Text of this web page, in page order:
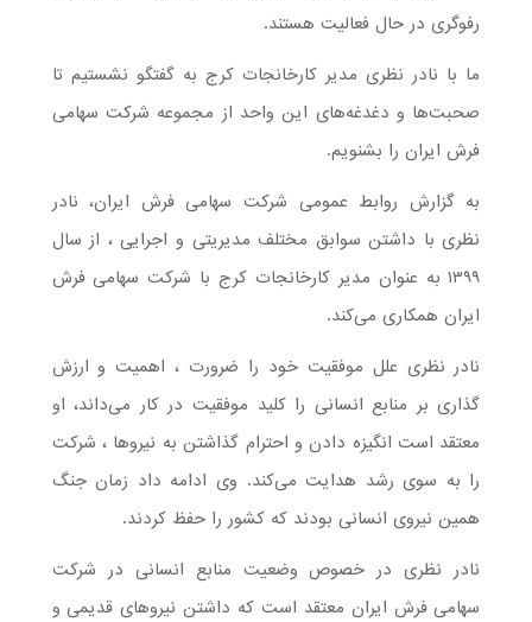
رفوگری در حال فعالیت هستند.
ما با نادر نظری مدیر کارخانجات کرج به گفت‎گو نشستیم تا
صحبت‌ها و دغدغه‌های این واحد از مجموعه شرکت سهامی
فرش ایران را بشنویم.
به گزارش روابط عمومی شرکت سهامی فرش ایران، نادر
نظری با داشتن سوابق مختلف مدیریتی و اجرایی ، از سال
۱۳۹۹ به عنوان مدیر کارخانجات کرج با شرکت سهامی فرش
ایران همکاری می‌کند.
نادر نظری علل موفقیت خود را ضرورت ، اهمیت و ارزش
گذاری بر منابع انسانی را کلید موفقیت در کار می‌داند، او
معتقد است انگیزه دادن و احترام گذاشتن به نیروها ، شرکت
را به سوی رشد هدایت می‌کند. وی ادامه داد زمان جنگ
همین نیروی انسانی بودند که کشور را حفظ کردند.
نادر نظری در خصوص وضعیت منابع انسانی در شرکت
سهامی فرش ایران معتقد است که داشتن نیروهای قدیمی و